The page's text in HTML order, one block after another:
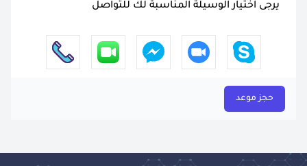
يرجى اختيار الوسيلة المناسبة لك للتواصل
حجز موعد